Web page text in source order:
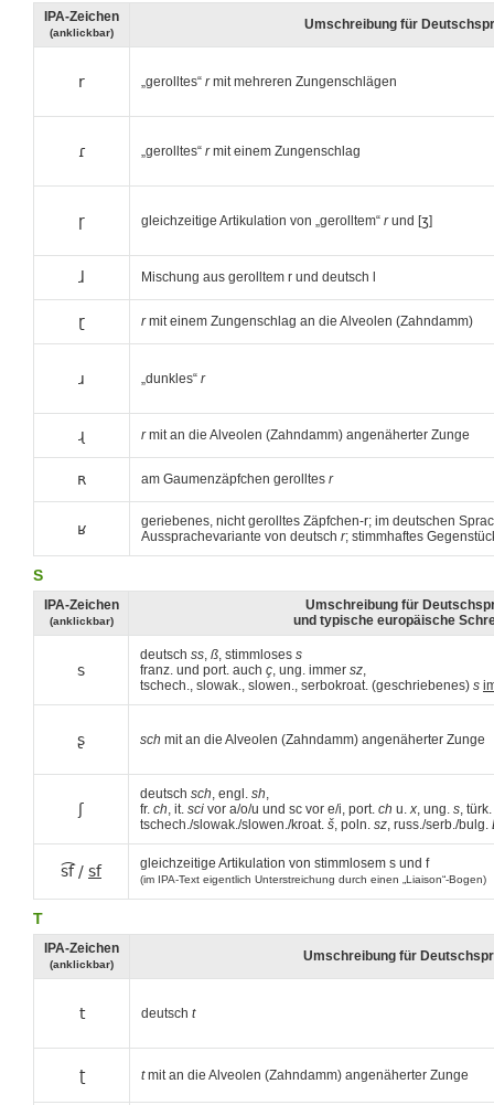
IPA-Zeichen
(anklickbar)
Umschreibung für
r „gerolltes“ rmit mehreren Zungenschlägen
ɾ „gerolltes“ rmit einem Zungenschlag
ɼ gleichzeitige Artikulation von „gerolltem“ rund [ʒ]
ɺ Mischung aus gerolltem r und deutsch l
ɽ rmit einem Zungenschlag an die Alveolen (Zahndamm)
ɹ „dunkles“ r
ɻ rmit an die Alveolen (Zahndamm) angenäherter Zunge
ʀ am Gaumenzäpfchen gerolltes r
ʁ
geriebenes, nicht gerolltes Zäpfchen‑r; im deutschen
Aussprachevariante von deutsch r; stimmhaftes
S
IPA-Zeichen
(anklickbar)
Umschreibung für
und typische europäische
s
deutsch ss, ß, stimmloses s
franz. und port. auch ç, ung. immer sz,
tschech., slowak., slowen., serbokroat. (geschriebenes) s
ʂ sch mit an die Alveolen (Zahndamm) angenäherter Zunge
ʃ
deutsch sch, engl. sh,
fr. ch, it. sci vor a/o/u und sc vor e/i, port. ch u.x, ung. s, türk.
tschech./slowak./slowen./kroat. š, poln. sz, russ./serb./bulg.
s͡f / sf gleichzeitige Artikulation von stimmlosem s und f
(im IPA-Text eigentlich Unterstreichung durch einen „Liaison“-Bogen)
T
IPA-Zeichen
(anklickbar)
Umschreibung für
t deutsch t
ʈ tmit an die Alveolen (Zahndamm) angenäherter Zunge